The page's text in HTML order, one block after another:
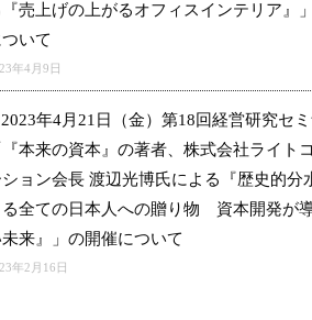
『売上げの上がるオフィスインテリア』
いて
年4月9日
2023年4月21日（金）第18回経営研究セ
『本来の資本』の著者、株式会社ライト
ション会長 渡辺光博氏による『歴史的分
る全ての日本人への贈り物 資本開発が
未来』」の開催について
年2月16日